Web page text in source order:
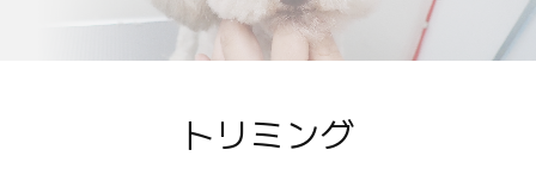
トリミング